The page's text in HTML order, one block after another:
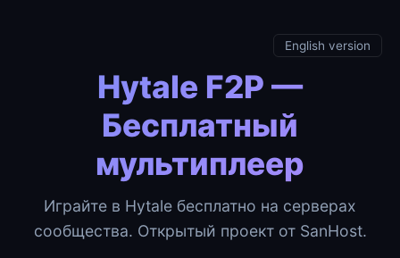
English version
Hytale F2P —
Бесплатный
мультиплеер
Играйте в Hytale бесплатно на серверах
сообщества. Открытый проект от SanHost.